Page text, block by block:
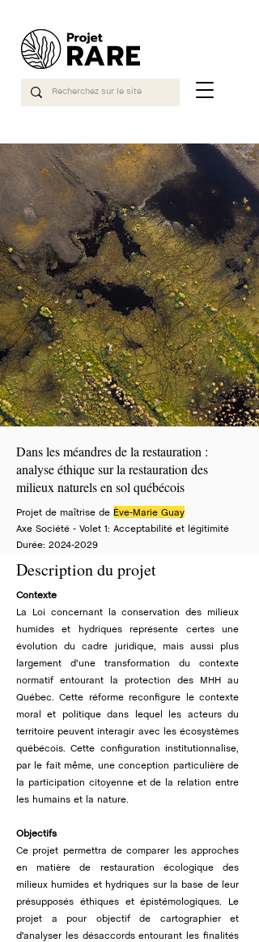
Dans les méandres de la restauration :
analyse éthique sur la restauration des
milieux naturels en sol québécois
Projet de maîtrise de Ève-Marie Guay
Axe Société - Volet 1: Acceptabilité et légitimité
Durée: 2024-2029
Description du projet
Contexte
La Loi concernant la conservation des milieux
humides et hydriques représente certes une
évolution du cadre juridique, mais aussi plus
largement d’une transformation du contexte
normatif entourant la protection des MHH au
Québec. Cette réforme reconfigure le contexte
moral et politique dans lequel les acteurs du
territoire peuvent interagir avec les écosystèmes
québécois. Cette configuration institutionnalise,
par le fait même, une conception particulière de
la participation citoyenne et de la relation entre
les humains et la nature.
Objectifs
Ce projet permettra de comparer les approches
en matière de restauration écologique des
milieux humides et hydriques sur la base de leur
présupposés éthiques et épistémologiques. Le
projet a pour objectif de cartographier et
d'analyser les désaccords entourant les finalités